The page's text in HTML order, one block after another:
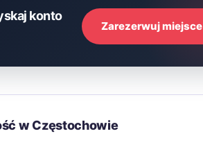
konto
Zarezerwuj miejsce
w Częstochowie